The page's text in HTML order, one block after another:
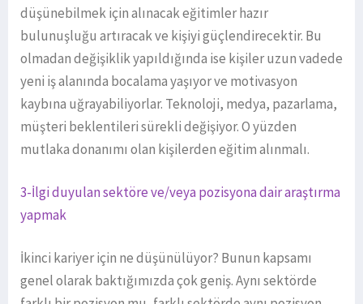
düşünebilmek için alınacak eğitimler hazır
bulunuşluğu artıracak ve kişiyi güçlendirecektir. Bu
olmadan değişiklik yapıldığında ise kişiler uzun vadede
yeni iş alanında bocalama yaşıyor ve motivasyon
kaybına uğrayabiliyorlar. Teknoloji, medya, pazarlama,
müşteri beklentileri sürekli değişiyor. O yüzden
mutlaka donanımı olan kişilerden eğitim alınmalı.
3-İlgi duyulan sektöre ve/veya pozisyona dair araştırma
yapmak
İkinci kariyer için ne düşünülüyor? Bunun kapsamı
genel olarak baktığımızda çok geniş. Aynı sektörde